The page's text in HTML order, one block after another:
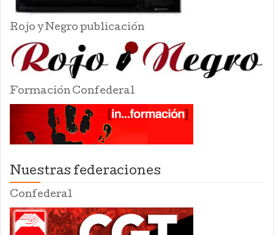
Rojo y Negro publicación
Formación Confederal
Nuestras federaciones
Confederal